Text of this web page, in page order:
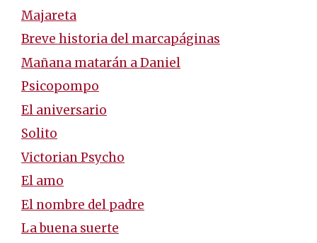
Majareta
Breve historia del marcapáginas
Mañana matarán a Daniel
Psicopompo
El aniversario
Solito
Victorian Psycho
El amo
El nombre del padre
La buena suerte